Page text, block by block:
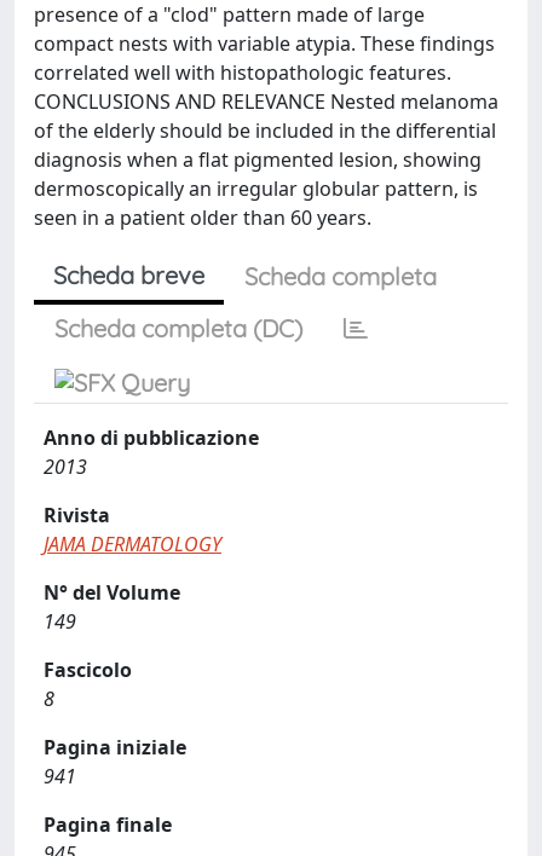
presence of a "clod" pattern made of large
compact nests with variable atypia. These findings
correlated well with histopathologic features.
CONCLUSIONS AND RELEVANCE Nested melanoma
of the elderly should be included in the differential
diagnosis when a flat pigmented lesion, showing
dermoscopically an irregular globular pattern, is
seen in a patient older than 60 years.
Scheda breve
Scheda completa
Scheda completa (DC)
Anno di pubblicazione
2013
Rivista
JAMA DERMATOLOGY
N° del Volume
149
Fascicolo
8
Pagina iniziale
941
Pagina finale